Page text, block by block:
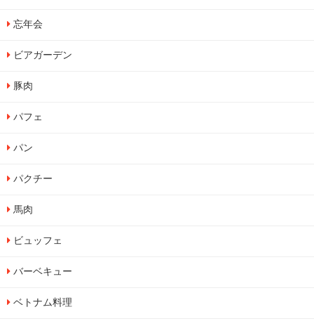
忘年会
ビアガーデン
豚肉
パフェ
パン
パクチー
馬肉
ビュッフェ
バーベキュー
ベトナム料理